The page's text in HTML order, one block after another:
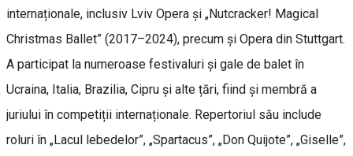
internaționale, inclusiv Lviv Opera și „Nutcracker! Magical
Christmas Ballet” (2017–2024), precum și Opera din Stuttgart.
A participat la numeroase festivaluri și gale de balet în
Ucraina, Italia, Brazilia, Cipru și alte țări, fiind și membră a
juriului în competiții internaționale. Repertoriul său include
roluri în „Lacul lebedelor”, „Spartacus”, „Don Quijote”, „Giselle”,